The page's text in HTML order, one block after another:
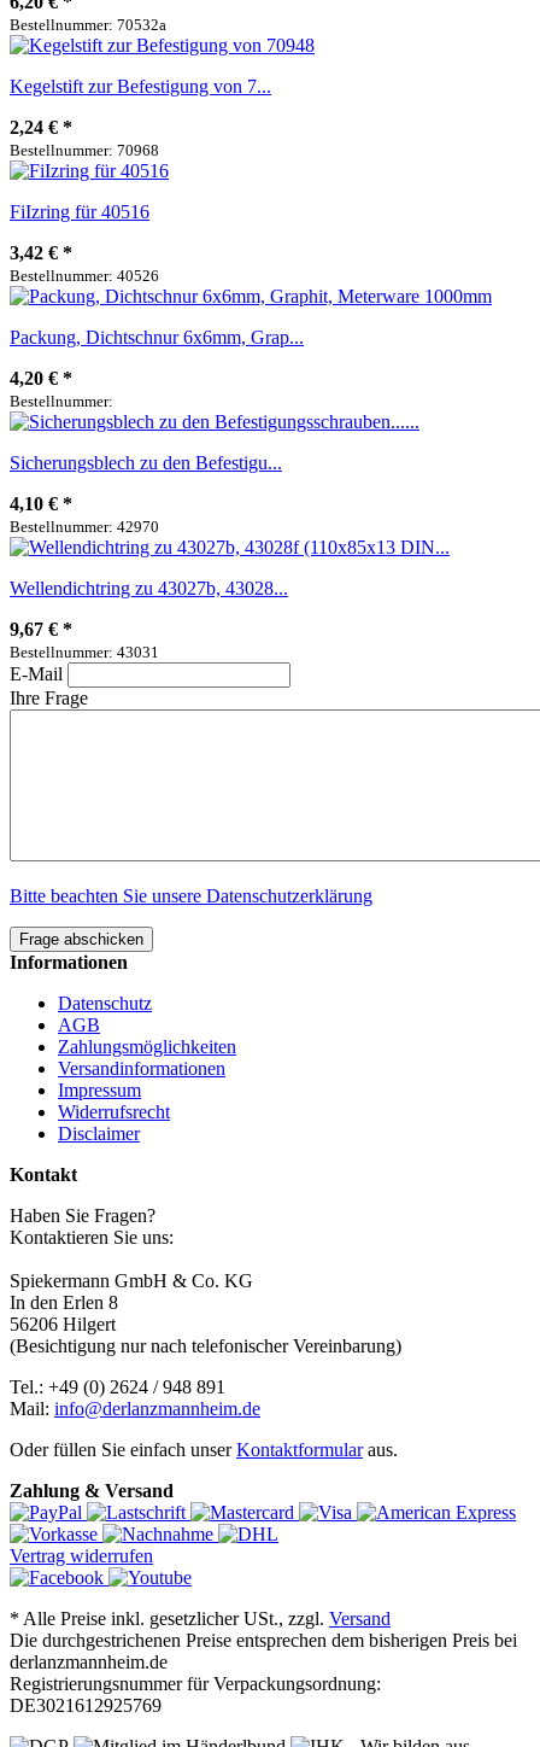
Bestellnummer: 70532a
Kegelstift zur Befestigung von 7...
2,24 € *
Bestellnummer: 70968
FiIzring für 40516
3,42 € *
Bestellnummer: 40526
Packung, Dichtschnur 6x6mm, Grap...
4,20 € *
Bestellnummer:
Sicherungsblech zu den Befestigu...
4,10 € *
Bestellnummer: 42970
Wellendichtring zu 43027b, 43028...
9,67 € *
Bestellnummer: 43031
E-Mail
Ihre Frage
Bitte beachten Sie unsere Datenschutzerklärung
Frage abschicken
Informationen
Datenschutz
AGB
Zahlungsmöglichkeiten
Versandinformationen
Impressum
Widerrufsrecht
Disclaimer
Kontakt
Haben Sie Fragen?
Kontaktieren Sie uns:
Spiekermann GmbH & Co. KG
In den Erlen 8
56206 Hilgert
(Besichtigung nur nach telefonischer Vereinbarung)
Tel.: +49 (0) 2624 / 948 891
Mail: info@derlanzmannheim.de
Oder füllen Sie einfach unserKontaktformularaus.
Zahlung & Versand
Vertrag widerrufen
* Alle Preise inkl. gesetzlicher USt., zzgl. Versand
Die durchgestrichenen Preise entsprechen dem bisherigen Preis bei
derlanzmannheim.de
Registrierungsnummer für Verpackungsordnung:
DE3021612925769